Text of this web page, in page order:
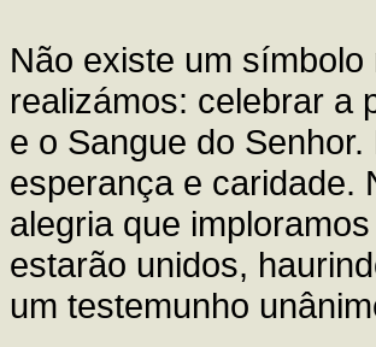
Não existe um
realizámos: celebrar a
e o Sangue do
esperança e caridade.
alegria que
estarão unidos,
um testemunho